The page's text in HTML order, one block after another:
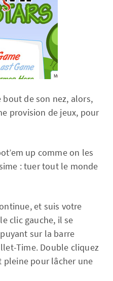
de son nez, alors,
provision de jeux, pour
up comme on les
: tuer tout le monde
et suis votre
clic gauche, il se
sur la barre
Time. Double cliquez
pleine pour lâcher une